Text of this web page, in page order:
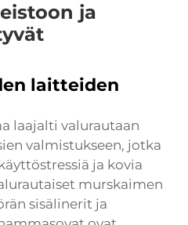
ja
laitteiden
laajalti valurautaan
valmistukseen, jotka
ja kovia
murskaimen
sisälinerit ja